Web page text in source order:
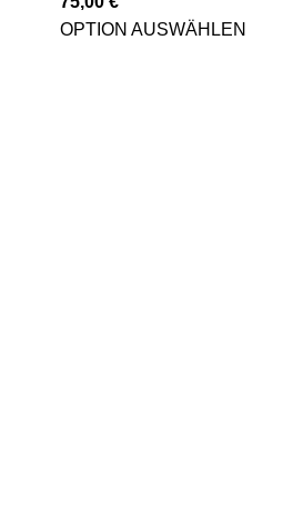
OPTION AUSWÄHLEN